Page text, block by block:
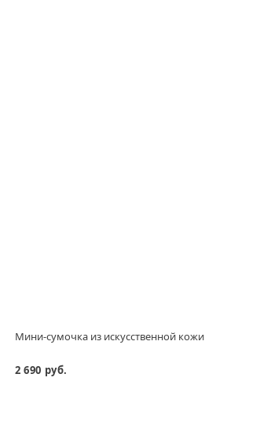
Мини-сумочка из искусственной кожи
2 690 руб.